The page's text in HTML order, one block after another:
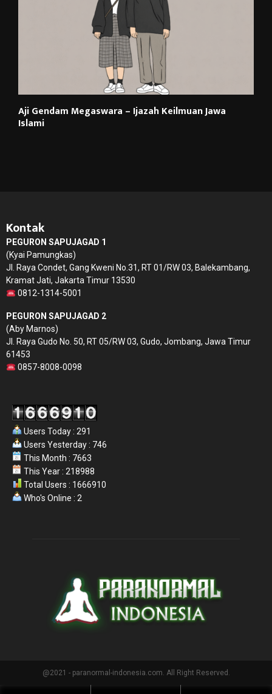
Aji Gendam Megaswara – Ijazah Keilmuan Jawa
Islami
Kontak
PEGURON SAPUJAGAD 1
(Kyai Pamungkas)
Jl. Raya Condet, Gang Kweni No.31, RT 01/RW 03, Balekambang,
Kramat Jati, Jakarta Timur 13530
0812-1314-5001
PEGURON SAPUJAGAD 2
(Aby Marnos)
Jl. Raya Gudo No. 50, RT 05/RW 03, Gudo, Jombang, Jawa Timur
61453
0857-8008-0098
Users Today : 291
Users Yesterday : 746
This Month : 7663
This Year : 218988
Total Users : 1666910
Who's Online : 2
@2021 - paranormal-indonesia.com. All Right Reserved.